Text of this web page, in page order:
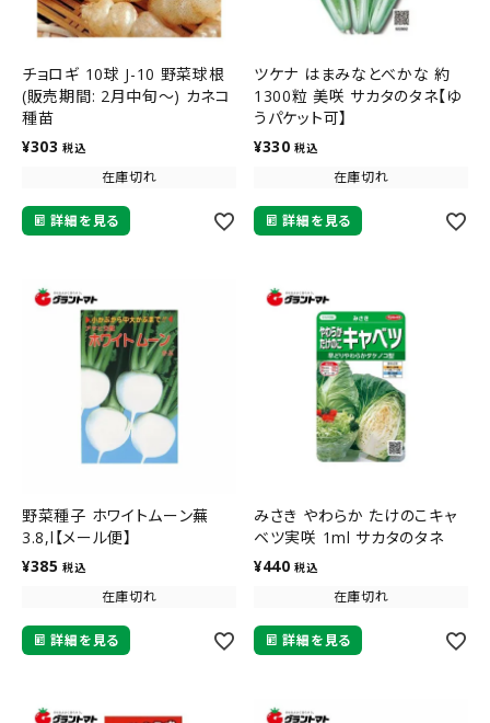
チョロギ 10球 J-10 野菜球根
(販売期間: 2月中旬～) カネコ
種苗
¥303 税込
在庫切れ
詳細を見る
ツケナ はまみなとべかな 約
1300粒 美咲 サカタのタネ【ゆ
うパケット可】
¥330 税込
在庫切れ
詳細を見る
野菜種子 ホワイトムーン蕪
3.8,l【メール便】
¥385 税込
在庫切れ
詳細を見る
みさき やわらか たけのこキャ
ベツ実咲 1ml サカタのタネ
¥440 税込
在庫切れ
詳細を見る